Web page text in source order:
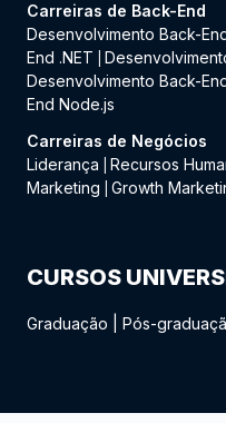
Carreiras de Back-End
Desenvolvimento Back-
End .NET
Desenvolvimento Back-
End Node.js
Carreiras de Negócios
Liderança
Recursos
Marketing
Growth
CURSOS
Graduação Pós-